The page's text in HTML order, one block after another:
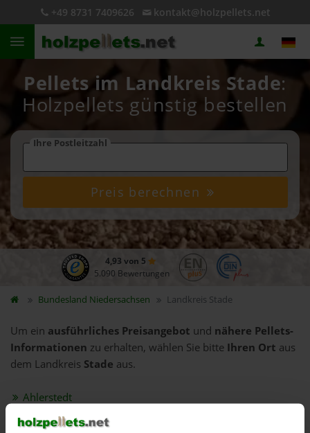
+49 8731 7409626 kontakt@holzpellets.net
Pellets im Landkreis Stade:
Holzpellets günstig bestellen
Ihre Postleitzahl
Preis berechnen
4,93 von 5
5.090 Bewertungen
Bundesland Niedersachsen Landkreis Stade
Um ein ausführliches Preisangebot und nähere Pellets-
Informationen zu erhalten, wählen Sie bitte Ihren Ort aus
dem Landkreis Stade aus.
Ahlerstedt
Apensen